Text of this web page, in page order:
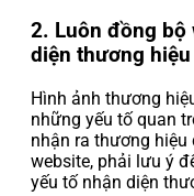
2. Luôn đồng bộ
diện thương hiệu
Hình ảnh thương
những yếu tố quan
nhận ra thương hiệu
website, phải lưu ý
yếu tố nhận diện